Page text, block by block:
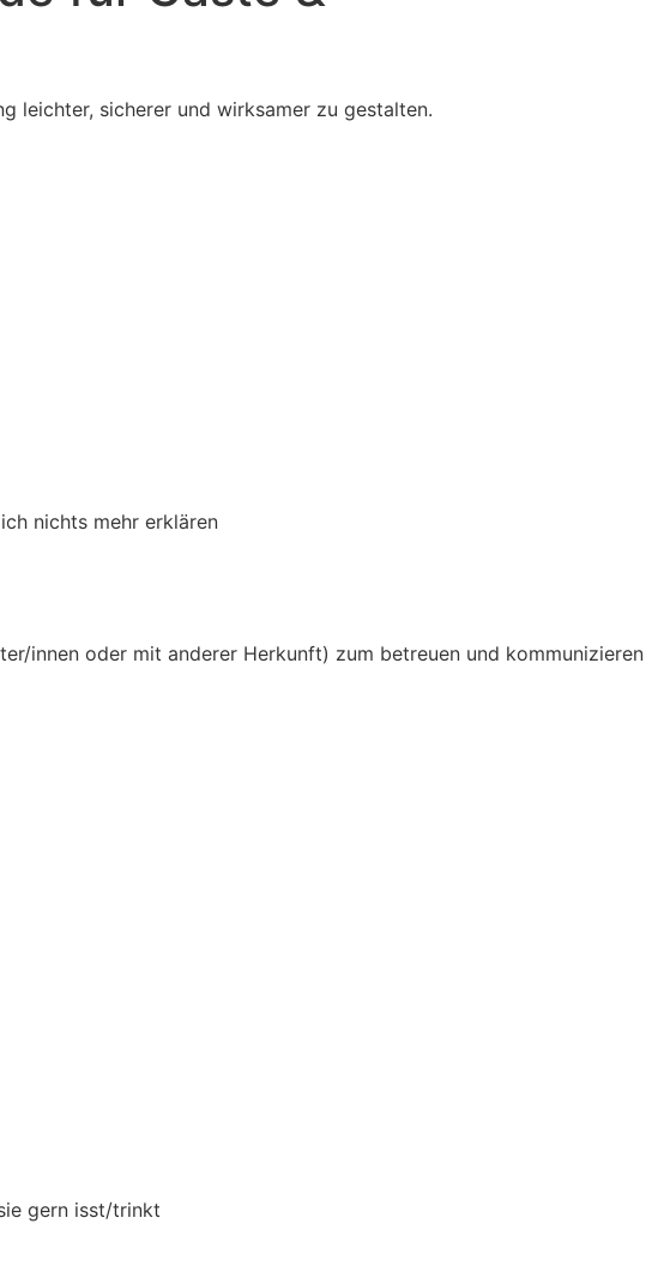
leichter, sicherer und wirksamer zu gestalten.
nichts mehr erklären
innen oder mit anderer Herkunft) zum betreuen und kommunizieren
gern isst/trinkt